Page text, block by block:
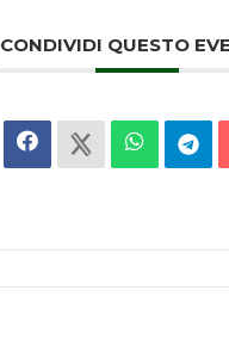
CONDIVIDI QUESTO